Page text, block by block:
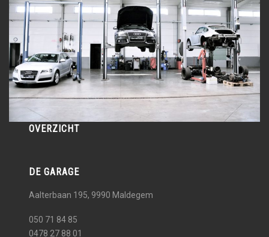
OVERZICHT
DE GARAGE
Aalterbaan 195, 9990 Maldegem
050 71 84 85
0478 27 88 01